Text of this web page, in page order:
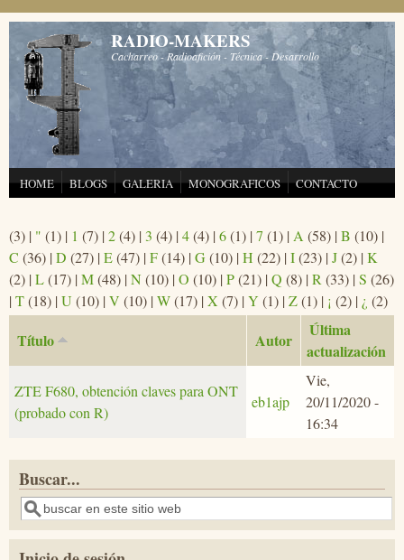
Pasar al contenido principal
RADIO-MAKERS
Cacharreo - Radioafición - Técnica - Desarrollo
HOME BLOGS GALERIA MONOGRAFICOS CONTACTO
(3) | " (1) | 1 (7) | 2(4) | 3 (4) | 4(4) | 6(1) | 7 (1) | A (58) | B (10) |
C (36) | D (27) | E(47) | F(14) | G(10) | H (22) | I(23) | J(2) | K
(2) | L(17) | M(48) | N (10) | O (10) | P(21) | Q (8) | R (33) | S (26)
| T(18) | U (10) | V (10) | W(17) | X (7) | Y (1) | Z(1) | ¡ (2) | ¿ (2)
Título Autor
Última
actualización
ZTE F680, obtención claves para ONT
(probado con R)
eb1ajp
Vie,
20/11/2020 -
16:34
Buscar...
Buscar